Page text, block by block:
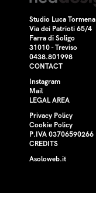
Studio Luca Tormena
Via dei Patrioti 65/4
Farra di Soligo
31010 - Treviso
0438.801998
CONTACT
Instagram
Mail
LEGAL AREA
Privacy Policy
Cookie Policy
P.IVA 03706590266
CREDITS
Asoloweb.it